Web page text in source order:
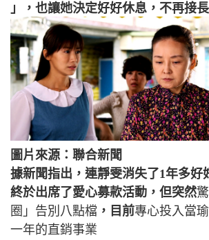
」，也讓她決定好好休息，不再接
圖片來源：聯合新聞
據新聞指出，連靜雯消失了1年多好
終於出席了愛心募款活動，但突然
圈」告別八點檔 ，目前專心投入當
一年的直銷事業